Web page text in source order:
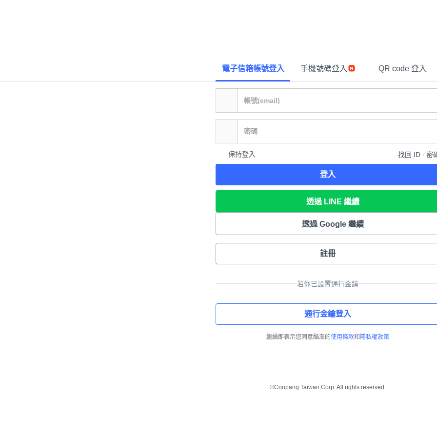
電子信箱帳號登入 手機號碼登入 QR code 登入
保持登入 找回 ID ∙ 密
登入
透過 LINE 繼續
透過 Google 繼續
註冊
若你已設置通行金鑰
通行金鑰登入
繼續即表示您同意酷澎的使用條款和 隱私權政策
©Coupang Taiwan Corp. All rights reserved.